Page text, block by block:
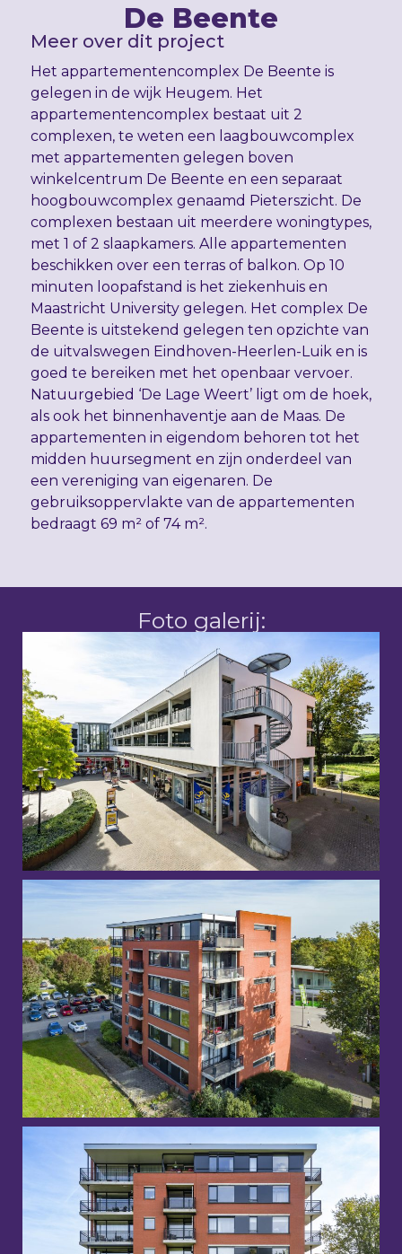
De Beente
Meer over dit project
Het appartementencomplex De Beente is
gelegen in de wijk Heugem. Het
appartementencomplex bestaat uit 2
complexen, te weten een laagbouwcomplex
met appartementen gelegen boven
winkelcentrum De Beente en een separaat
hoogbouwcomplex genaamd Pieterszicht. De
complexen bestaan uit meerdere woningtypes,
met 1 of 2 slaapkamers. Alle appartementen
beschikken over een terras of balkon. Op 10
minuten loopafstand is het ziekenhuis en
Maastricht University gelegen. Het complex De
Beente is uitstekend gelegen ten opzichte van
de uitvalswegen Eindhoven-Heerlen-Luik en is
goed te bereiken met het openbaar vervoer.
Natuurgebied ‘De Lage Weert’ ligt om de hoek,
als ook het binnenhaventje aan de Maas. De
appartementen in eigendom behoren tot het
midden huursegment en zijn onderdeel van
een vereniging van eigenaren. De
gebruiksoppervlakte van de appartementen
bedraagt 69 m² of 74 m².
Foto galerij: